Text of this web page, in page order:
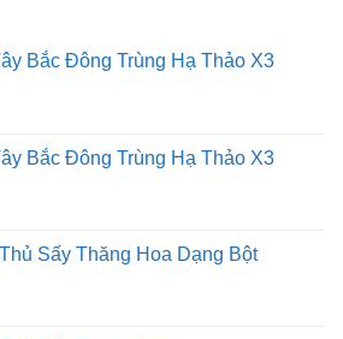
Bắc Đông Trùng Hạ Thảo X3
Bắc Đông Trùng Hạ Thảo X3
Sấy Thăng Hoa Dạng Bột